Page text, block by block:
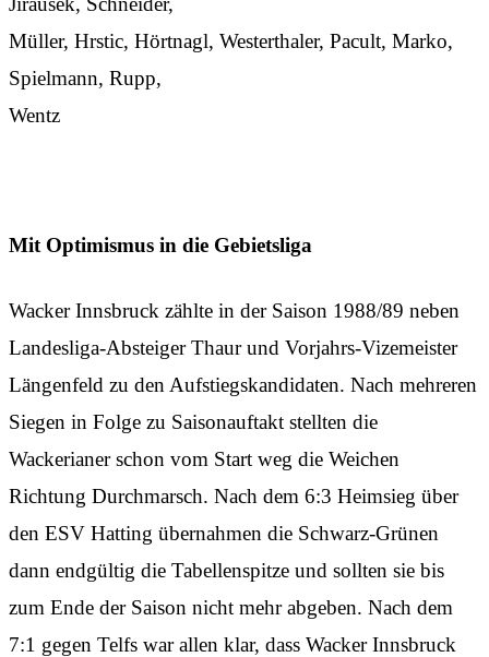
Müller, Hrstic, Hörtnagl, Westerthaler, Pacult, Marko,
Spielmann, Rupp,
Wentz
Mit Optimismus in die Gebietsliga
Wacker Innsbruck zählte in der Saison 1988/89 neben
Landesliga-Absteiger Thaur und Vorjahrs-Vizemeister
Längenfeld zu den Aufstiegskandidaten. Nach mehreren
Siegen in Folge zu Saisonauftakt stellten die
Wackerianer schon vom Start weg die Weichen
Richtung Durchmarsch. Nach dem 6:3 Heimsieg über
den ESV Hatting übernahmen die Schwarz-Grünen
dann endgültig die Tabellenspitze und sollten sie bis
zum Ende der Saison nicht mehr abgeben. Nach dem
7:1 gegen Telfs war allen klar, dass Wacker Innsbruck